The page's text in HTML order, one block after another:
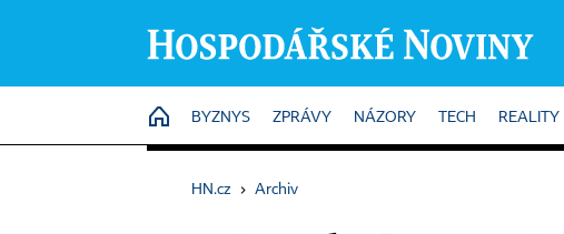
HOME
BYZNYS ZPRÁVY NÁZORY TECH REALITY
HN.cz › Archiv